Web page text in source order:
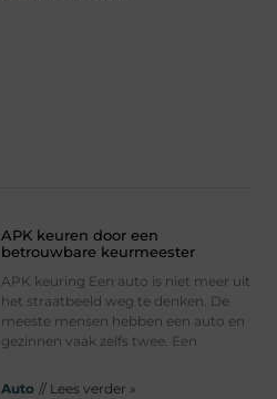
APK keuren door een
betrouwbare keurmeester
APK keuring Een auto is niet meer uit
het straatbeeld weg te denken. De
meeste mensen hebben een auto en
gezinnen vaak zelfs twee. Een
Auto // Lees verder »